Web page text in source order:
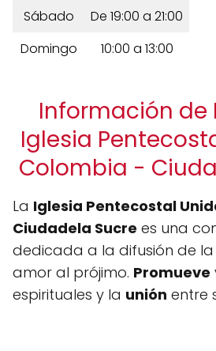
Sábado
De 19:00 a 21:00
Domingo
10:00 a 13:00
Información de
Iglesia
Colombia -
La Iglesia Pentecostal
Ciudadela Sucre es una
dedicada a la difusión de
amor al prójimo. Promueve
espirituales y la unión entre